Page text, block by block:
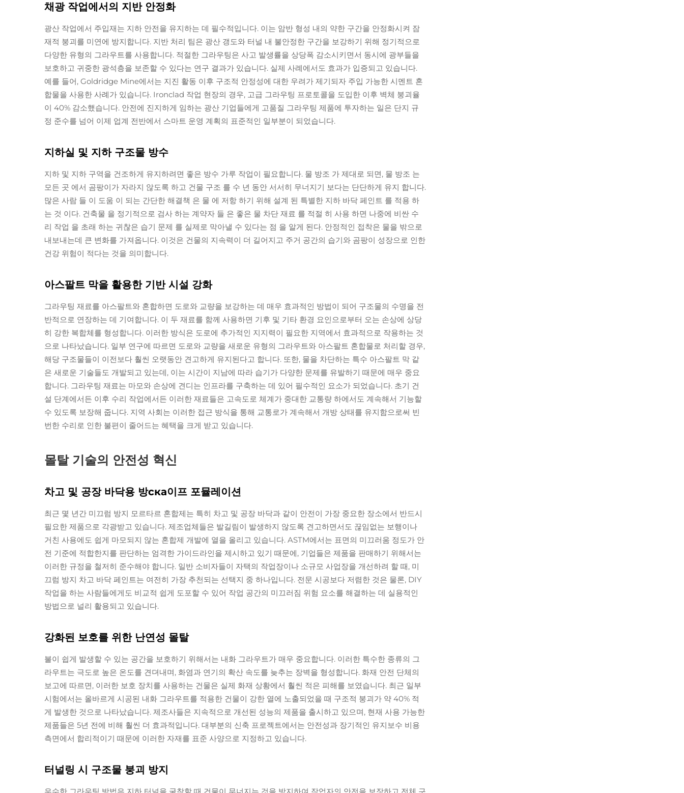
채광 작업에서의 지반 안정화
광산 작업에서 주입재는 지하 안전을 유지하는 데 필수적입니다. 이는 암반 형성 내의 약한 구간을 안정화시켜 잠
재적 붕괴를 미연에 방지합니다. 지반 처리 팀은 광산 갱도와 터널 내 불안정한 구간을 보강하기 위해 정기적으로
다양한 유형의 그라우트를 사용합니다. 적절한 그라우팅은 사고 발생률을 상당폭 감소시키면서 동시에 광부들을
보호하고 귀중한 광석층을 보존할 수 있다는 연구 결과가 있습니다. 실제 사례에서도 효과가 입증되고 있습니다.
예를 들어, Goldridge Mine에서는 지진 활동 이후 구조적 안정성에 대한 우려가 제기되자 주입 가능한 시멘트 혼
합물을 사용한 사례가 있습니다. Ironclad 작업 현장의 경우, 고급 그라우팅 프로토콜을 도입한 이후 벽체 붕괴율
이 40% 감소했습니다. 안전에 진지하게 임하는 광산 기업들에게 고품질 그라우팅 제품에 투자하는 일은 단지 규
정 준수를 넘어 이제 업계 전반에서 스마트 운영 계획의 표준적인 일부분이 되었습니다.
지하실 및 지하 구조물 방수
지하 및 지하 구역을 건조하게 유지하려면 좋은 방수 가루 작업이 필요합니다. 물 방조 가 제대로 되면, 물 방조 는
모든 곳 에서 곰팡이가 자라지 않도록 하고 건물 구조 를 수 년 동안 서서히 무너지기 보다는 단단하게 유지 합니다.
많은 사람 들 이 도움 이 되는 간단한 해결책 은 물 에 저항 하기 위해 설계 된 특별한 지하 바닥 페인트 를 적용 하
는 것 이다. 건축물 을 정기적으로 검사 하는 계약자 들 은 좋은 물 차단 재료 를 적절 히 사용 하면 나중에 비싼 수
리 작업 을 초래 하는 귀찮은 습기 문제 를 실제로 막아낼 수 있다는 점 을 알게 된다. 안정적인 접착은 물을 밖으로
내보내는데 큰 변화를 가져옵니다. 이것은 건물의 지속력이 더 길어지고 주거 공간의 습기와 곰팡이 성장으로 인한
건강 위험이 적다는 것을 의미합니다.
아스팔트 막을 활용한 기반 시설 강화
그라우팅 재료를 아스팔트와 혼합하면 도로와 교량을 보강하는 데 매우 효과적인 방법이 되어 구조물의 수명을 전
반적으로 연장하는 데 기여합니다. 이 두 재료를 함께 사용하면 기후 및 기타 환경 요인으로부터 오는 손상에 상당
히 강한 복합체를 형성합니다. 이러한 방식은 도로에 추가적인 지지력이 필요한 지역에서 효과적으로 작용하는 것
으로 나타났습니다. 일부 연구에 따르면 도로와 교량을 새로운 유형의 그라우트와 아스팔트 혼합물로 처리할 경우,
해당 구조물들이 이전보다 훨씬 오랫동안 견고하게 유지된다고 합니다. 또한, 물을 차단하는 특수 아스팔트 막 같
은 새로운 기술들도 개발되고 있는데, 이는 시간이 지남에 따라 습기가 다양한 문제를 유발하기 때문에 매우 중요
합니다. 그라우팅 재료는 마모와 손상에 견디는 인프라를 구축하는 데 있어 필수적인 요소가 되었습니다. 초기 건
설 단계에서든 이후 수리 작업에서든 이러한 재료들은 고속도로 체계가 중대한 교통량 하에서도 계속해서 기능할
수 있도록 보장해 줍니다. 지역 사회는 이러한 접근 방식을 통해 교통로가 계속해서 개방 상태를 유지함으로써 빈
번한 수리로 인한 불편이 줄어드는 혜택을 크게 받고 있습니다.
몰탈 기술의 안전성 혁신
차고 및 공장 바닥용 방ска이프 포뮬레이션
최근 몇 년간 미끄럼 방지 모르타르 혼합제는 특히 차고 및 공장 바닥과 같이 안전이 가장 중요한 장소에서 반드시
필요한 제품으로 각광받고 있습니다. 제조업체들은 발길림이 발생하지 않도록 견고하면서도 끊임없는 보행이나
거친 사용에도 쉽게 마모되지 않는 혼합제 개발에 열을 올리고 있습니다. ASTM에서는 표면의 미끄러움 정도가 안
전 기준에 적합한지를 판단하는 엄격한 가이드라인을 제시하고 있기 때문에, 기업들은 제품을 판매하기 위해서는
이러한 규정을 철저히 준수해야 합니다. 일반 소비자들이 자택의 작업장이나 소규모 사업장을 개선하려 할 때, 미
끄럼 방지 차고 바닥 페인트는 여전히 가장 추천되는 선택지 중 하나입니다. 전문 시공보다 저렴한 것은 물론, DIY
작업을 하는 사람들에게도 비교적 쉽게 도포할 수 있어 작업 공간의 미끄러짐 위험 요소를 해결하는 데 실용적인
방법으로 널리 활용되고 있습니다.
강화된 보호를 위한 난연성 몰탈
불이 쉽게 발생할 수 있는 공간을 보호하기 위해서는 내화 그라우트가 매우 중요합니다. 이러한 특수한 종류의 그
라우트는 극도로 높은 온도를 견뎌내며, 화염과 연기의 확산 속도를 늦추는 장벽을 형성합니다. 화재 안전 단체의
보고에 따르면, 이러한 보호 장치를 사용하는 건물은 실제 화재 상황에서 훨씬 적은 피해를 보였습니다. 최근 일부
시험에서는 올바르게 시공된 내화 그라우트를 적용한 건물이 강한 열에 노출되었을 때 구조적 붕괴가 약 40% 적
게 발생한 것으로 나타났습니다. 제조사들은 지속적으로 개선된 성능의 제품을 출시하고 있으며, 현재 사용 가능한
제품들은 5년 전에 비해 훨씬 더 효과적입니다. 대부분의 신축 프로젝트에서는 안전성과 장기적인 유지보수 비용
측면에서 합리적이기 때문에 이러한 자재를 표준 사양으로 지정하고 있습니다.
터널링 시 구조물 붕괴 방지